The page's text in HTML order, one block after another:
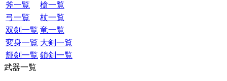
斧一覧
槍一覧
弓一覧
杖一覧
双剣一覧 竜一覧
変身一覧 大剣一覧
輝剣一覧 鎖剣一覧
武器一覧